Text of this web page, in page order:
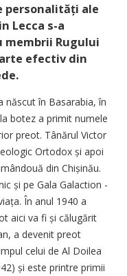
personalități ale
Lecca s-a
Rugului
efectiv din
născut în Basarabia, în
botez a primit numele
preot. Tânărul Victor
Ortodox și apoi
din Chișinău.
și pe Gala Galaction -
În anul 1940 a
aici va fi și călugărit
a devenit preot
celui de Al Doilea
și este printre primii